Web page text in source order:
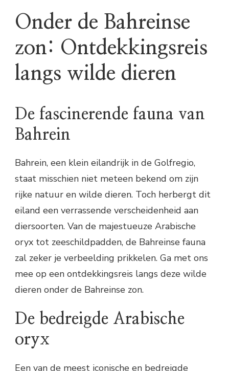
Onder de Bahreinse
zon: Ontdekkingsreis
langs wilde dieren
De fascinerende fauna van
Bahrein
Bahrein, een klein eilandrijk in de Golfregio,
staat misschien niet meteen bekend om zijn
rijke natuur en wilde dieren. Toch herbergt dit
eiland een verrassende verscheidenheid aan
diersoorten. Van de majestueuze Arabische
oryx tot zeeschildpadden, de Bahreinse fauna
zal zeker je verbeelding prikkelen. Ga met ons
mee op een ontdekkingsreis langs deze wilde
dieren onder de Bahreinse zon.
De bedreigde Arabische
oryx
Een van de meest iconische en bedreigde